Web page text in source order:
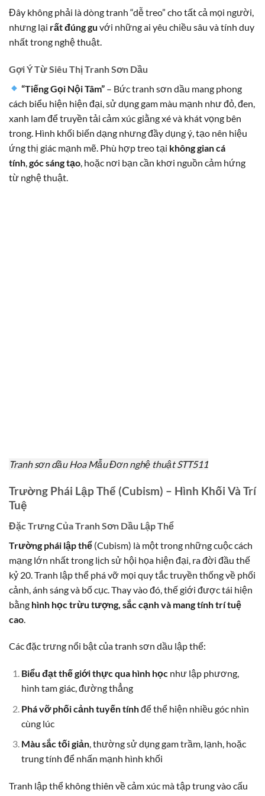
Đây không phải là dòng tranh “dễ treo” cho tất cả mọi người,
nhưng lại rất đúng gu với những ai yêu chiều sâu và tính duy
nhất trong nghệ thuật.
Gợi Ý Từ Siêu Thị Tranh Sơn Dầu
“Tiếng Gọi Nội Tâm” – Bức tranh sơn dầu mang phong
cách biểu hiện hiện đại, sử dụng gam màu mạnh như đỏ, đen,
xanh lam để truyền tải cảm xúc giằng xé và khát vọng bên
trong. Hình khối biến dạng nhưng đầy dụng ý, tạo nên hiệu
ứng thị giác mạnh mẽ. Phù hợp treo tại không gian cá
tính góc sáng tạo , hoặc nơi bạn cần khơi nguồn cảm hứng
từ nghệ thuật.
Tranh sơn dầu Hoa Mẫu Đơn nghệ thuật STT511
Trường Phái Lập Thể (Cubism) – Hình Khối Và Trí
Tuệ
Đặc Trưng Của Tranh Sơn Dầu Lập Thể
Trường phái lập thể (Cubism) là một trong những cuộc cách
mạng lớn nhất trong lịch sử hội họa hiện đại, ra đời đầu thế
kỷ 20. Tranh lập thể phá vỡ mọi quy tắc truyền thống về phối
cảnh, ánh sáng và bố cục. Thay vào đó, thế giới được tái hiện
bằng hình học trừu tượng, sắc cạnh và mang tính trí tuệ
cao
Các đặc trưng nổi bật của tranh sơn dầu lập thể:
Biểu đạt thế giới thực qua hình họcnhư lập phương,
hình tam giác, đường thẳng
Phá vỡ phối cảnh tuyến tínhđể thể hiện nhiều góc nhìn
cùng lúc
Màu sắc tối giản, thường sử dụng gam trầm, lạnh, hoặc
trung tính để nhấn mạnh hình khối
Tranh lập thể không thiên về cảm xúc mà tập trung vào cấu